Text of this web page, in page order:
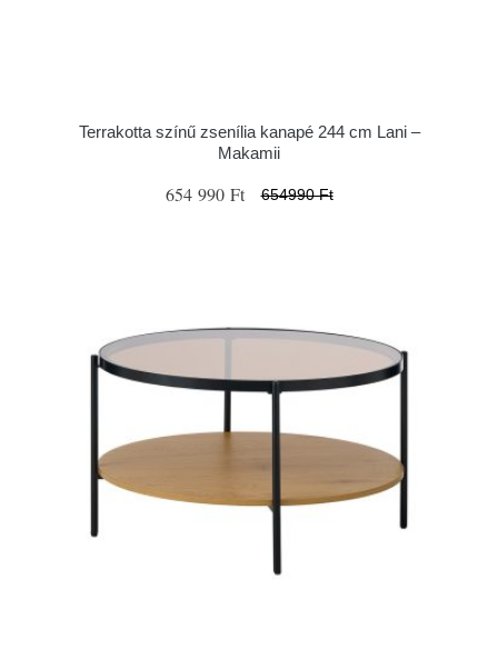
Terrakotta színű zsenília kanapé 244 cm Lani –
Makamii
654 990 Ft 654990 Ft